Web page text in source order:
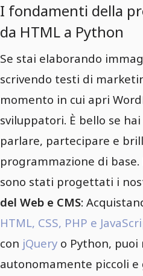
I fondamenti della
da HTML a Python
Se stai elaborando
scrivendo testi di
momento in cui apri
sviluppatori. È bello se
parlare, partecipare e
programmazione di
sono stati progettati i
del Web e CMS:
HTML, CSS, PHP e
con jQuery o Python, puoi
autonomamente piccoli